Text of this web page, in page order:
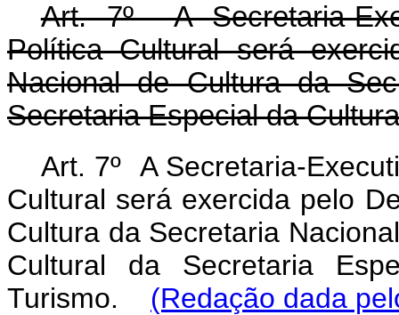
Art. 7º A Secretaria-
Política Cultural será
Nacional de Cultura da
Secretaria Especial da
Art. 7º A Secretaria-
Cultural será exercida pelo
Cultura da Secretaria
Cultural da Secretaria
Turismo. (Redação dada